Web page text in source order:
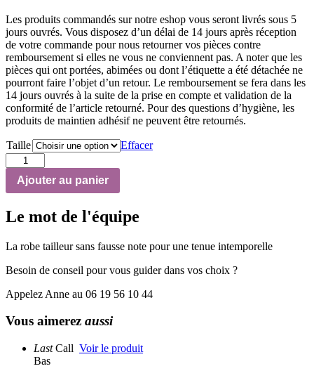
Les produits commandés sur notre eshop vous seront livrés sous 5
jours ouvrés. Vous disposez d’un délai de 14 jours après réception
de votre commande pour nous retourner vos pièces contre
remboursement si elles ne vous ne conviennent pas. A noter que les
pièces qui ont portées, abimées ou dont l’étiquette a été détachée ne
pourront faire l’objet d’un retour. Le remboursement se fera dans les
14 jours ouvrés à la suite de la prise en compte et validation de la
conformité de l’article retourné. Pour des questions d’hygiène, les
produits de maintien adhésif ne peuvent être retournés.
Taille
Effacer
quantité
de
Robe
Sophia
Ajouter au panier
Le mot de l'équipe
La robe tailleur sans fausse note pour une tenue intemporelle
Besoin de conseil pour vous guider dans vos choix ?
Appelez Anne au 06 19 56 10 44
Vous aimerez aussi
LastCall Voir le produit
Bas